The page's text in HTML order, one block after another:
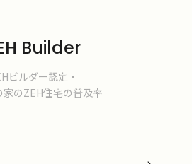
Builder
ビルダー認定・
家のZEH住宅の普及率